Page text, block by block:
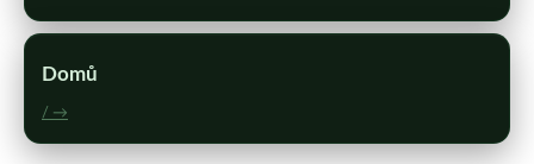
Domů
/ →